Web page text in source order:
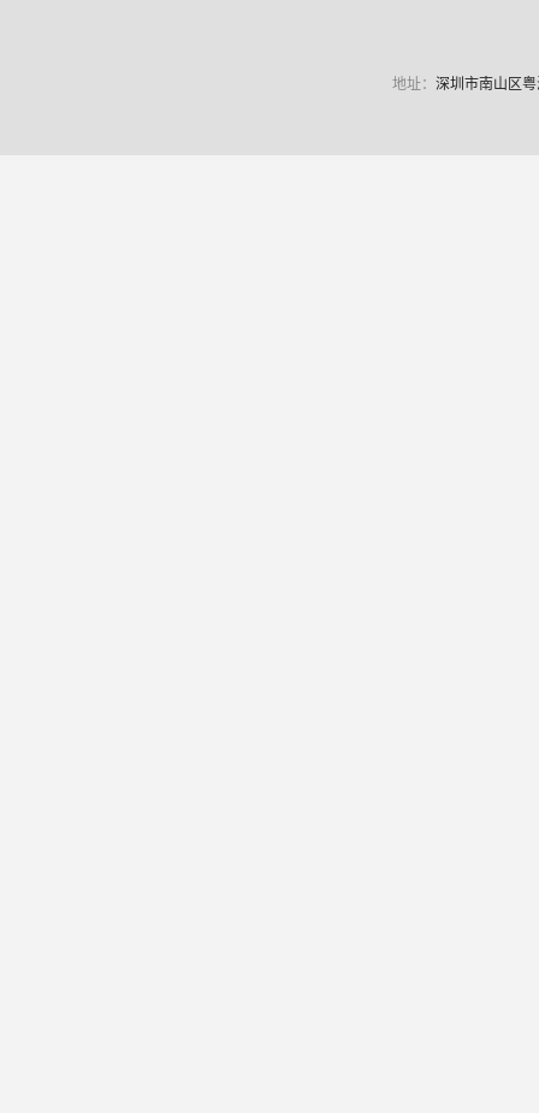
地址： 深圳市南山区